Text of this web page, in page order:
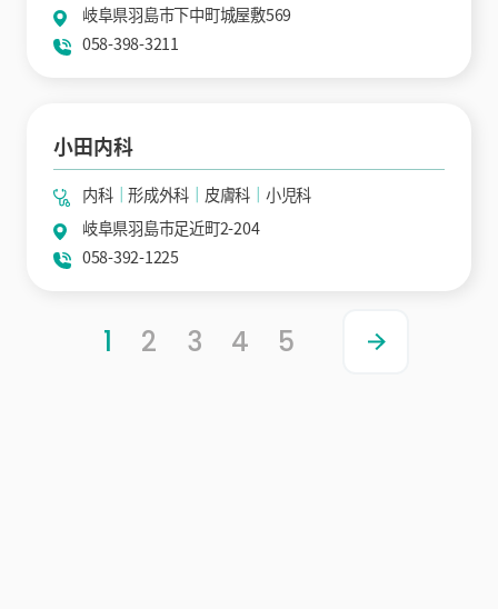
岐阜県羽島市下中町城屋敷569
058-398-3211
小田内科
内科 形成外科 皮膚科
小児科
岐阜県羽島市足近町2-204
058-392-1225
1 2 3 4 5